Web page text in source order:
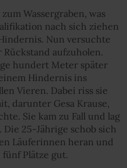
Wassergraben, was
nach sich ziehen
Nun versuchte
aufzuholen.
hundert Meter später
Hindernis ins
Vieren. Dabei riss sie
darunter Gesa Krause,
Sie kam zu Fall und lag
25-Jährige schob sich
Läuferinnen heran und
Plätze gut.